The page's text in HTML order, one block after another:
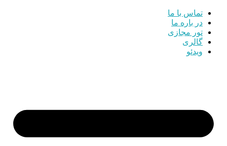
تماس با ما
در باره ما
تور مجازی
گالری
ویدئو